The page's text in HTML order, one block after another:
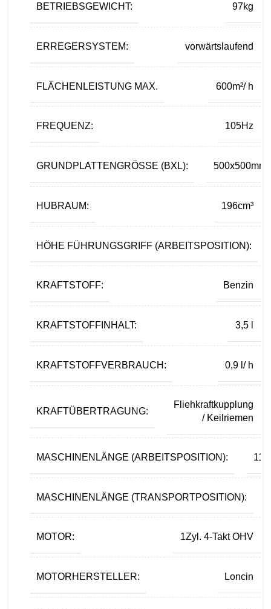
BETRIEBSGEWICHT: 97kg
ERREGERSYSTEM: vorwärtslaufend
FLÄCHENLEISTUNG MAX. 600m²/ h
FREQUENZ: 105Hz
GRUNDPLATTENGRÖSSE (BXL): 500x500mm
HUBRAUM: 196cm³
HÖHE FÜHRUNGSGRIFF (ARBEITSPOSITION):
KRAFTSTOFF: Benzin
KRAFTSTOFFINHALT: 3,5 l
KRAFTSTOFFVERBRAUCH: 0,9 l/ h
KRAFTÜBERTRAGUNG:
Fliehkraftkupplung
/ Keilriemen
MASCHINENLÄNGE (ARBEITSPOSITION):
MASCHINENLÄNGE (TRANSPORTPOSITION):
MOTOR: 1Zyl. 4-Takt OHV
MOTORHERSTELLER: Loncin